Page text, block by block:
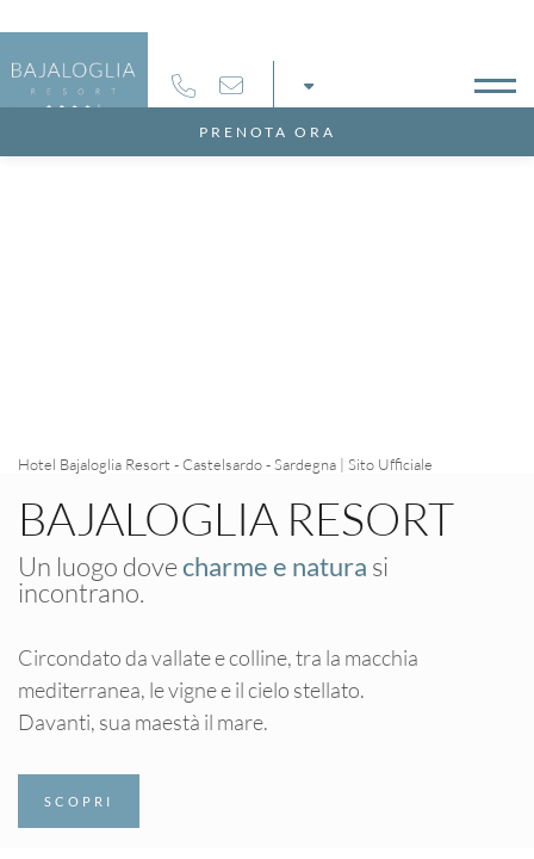
PRENOTA ORA
Hotel Bajaloglia Resort - Castelsardo - Sardegna | Sito Ufficiale
BAJALOGLIA RESORT
Un luogo dovecharme e natura si
incontrano.
Circondato da vallate e colline, tra la macchia
mediterranea, le vigne e il cielo stellato.
Davanti, sua maestà il mare.
SCOPRI